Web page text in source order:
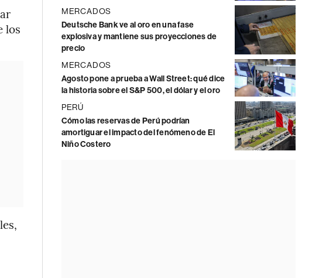
los
MERCADOS
Deutsche Bank ve al oro en una fase
explosiva y mantiene sus proyecciones de
precio
MERCADOS
Agosto pone a prueba a Wall Street: qué dice
la historia sobre el S&P 500, el dólar y el oro
PERÚ
Cómo las reservas de Perú podrían
amortiguar el impacto del fenómeno de El
Niño Costero